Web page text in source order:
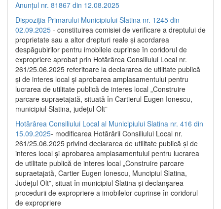
Anunțul nr. 81867 din 12.08.2025
Dispoziția Primarului Municipiului Slatina nr. 1245 din
02.09.2025 - constituirea comisiei de verificare a dreptului de
proprietate sau a altor drepturi reale și acordarea
despăgubirilor pentru imobilele cuprinse în coridorul de
expropriere aprobat prin Hotărârea Consiliului Local nr.
261/25.06.2025 referitoare la declararea de utilitate publică
și de interes local și aprobarea amplasamentului pentru
lucrarea de utilitate publică de interes local „Construire
parcare supraetajată, situată în Cartierul Eugen Ionescu,
municipiul Slatina, județul Olt”
Hotărârea Consiliului Local al Municipiului Slatina nr. 416 din
15.09.2025- modificarea Hotărârii Consiliului Local nr.
261/25.06.2025 privind declararea de utilitate publică și de
interes local și aprobarea amplasamentului pentru lucrarea
de utilitate publică de interes local „Construire parcare
supraetajată, Cartier Eugen Ionescu, Muncipiul Slatina,
Județul Olt”, situat în municipiul Slatina și declanșarea
procedurii de expropriere a imobilelor cuprinse în coridorul
de expropriere